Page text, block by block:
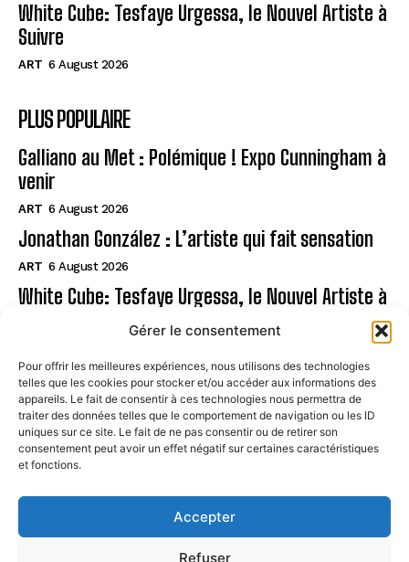
Gérer le consentement
Pour offrir les meilleures expériences, nous utilisons des technologies
telles que les cookies pour stocker et/ou accéder aux informations des
appareils. Le fait de consentir à ces technologies nous permettra de
traiter des données telles que le comportement de navigation ou les ID
uniques sur ce site. Le fait de ne pas consentir ou de retirer son
consentement peut avoir un effet négatif sur certaines caractéristiques
et fonctions.
Accepter
Refuser
White Cube: Tesfaye Urgessa, le Nouvel Artiste à
Suivre
ART 6 August 2026
PLUS POPULAIRE
Galliano au Met : Polémique ! Expo Cunningham à
venir
ART 6 August 2026
Jonathan González : L’artiste qui fait sensation
ART 6 August 2026
White Cube: Tesfaye Urgessa, le Nouvel Artiste à
Page
CONTACT
MENTIONS LÉGALES